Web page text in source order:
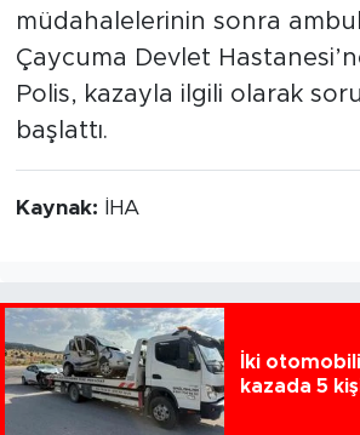
müdahalelerinin sonra
Çaycuma Devlet Hastanesi’ne
Polis, kazayla ilgili olarak
başlattı.
Kaynak: İHA
İki
kazada 5